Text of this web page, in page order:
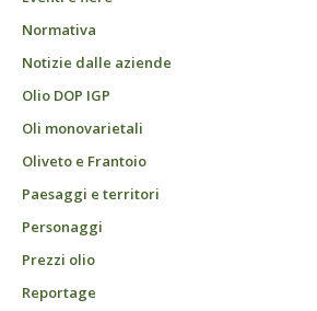
Normativa
Notizie dalle aziende
Olio DOP IGP
Oli monovarietali
Oliveto e Frantoio
Paesaggi e territori
Personaggi
Prezzi olio
Reportage